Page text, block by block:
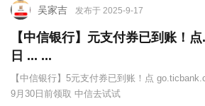
吴家吉 发布于 2025-9-17
【中信银行】元支付券已到账！
日 ... ...
【中信银行】5元支付券已到账！点
9月30日前领取 中信去试试